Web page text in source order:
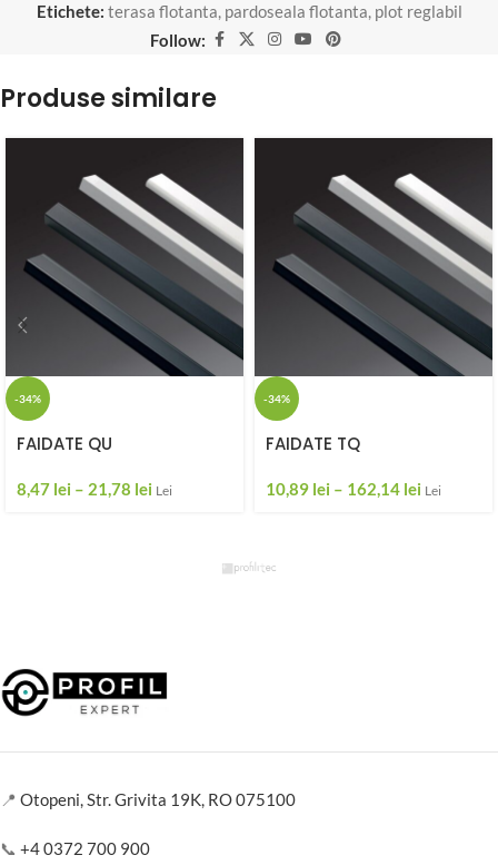
Etichete: terasa flotanta, pardoseala flotanta, plot reglabil
Follow:
Produse similare
-34%
FAIDATE QU
8,47 lei – 21,78 lei Lei
-34%
FAIDATE TQ
10,89 lei – 162,14 lei Lei
📍 Otopeni, Str. Grivita 19K, RO 075100
📞 +4 0372 700 900